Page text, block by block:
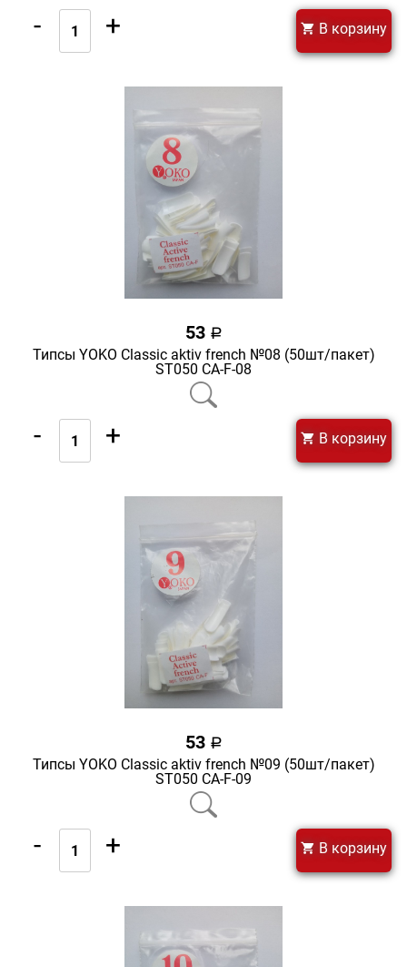
- + В корзину
53 a
Типсы YOKO Classic aktiv french №08 (50шт/пакет)
ST050 CA-F-08
- + В корзину
53 a
Типсы YOKO Classic aktiv french №09 (50шт/пакет)
ST050 CA-F-09
- + В корзину